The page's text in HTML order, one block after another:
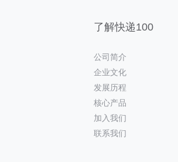
了解快递100
公司简介
企业文化
发展历程
核心产品
加入我们
联系我们